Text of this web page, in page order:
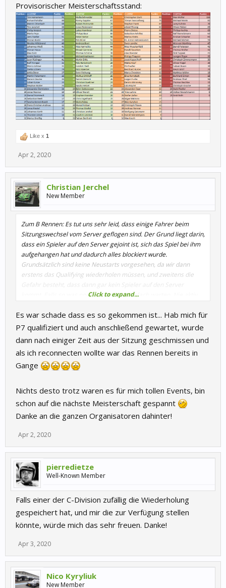
Provisorischer Meisterschaftsstand:
Like x 1
Apr 2, 2020
Christian Jerchel
New Member
Zum B Rennen: Es tut uns sehr leid, dass einige Fahrer beim
Sitzungswechsel vom Server geflogen sind. Der Grund liegt darin,
dass ein Spieler auf den Server gejoint ist, sich das Spiel bei ihm
aufgehangen hat und dadurch alles blockiert wurde.
Grundsätzlich sind keine Neustarts vorgesehen, da wir dann
erstens das Qualifying wiederholen müssen, und zweitens die
Gefahr besteht, dass dann gar kein Spieler auf den Server
kommt. Falls so was noch mal auftritt, einfach warten. Nie aktiv
Server adminseitig.
Click to expand...
Es war schade dass es so gekommen ist... Hab mich für
P7 qualifiziert und auch anschließend gewartet, wurde
dann nach einiger Zeit aus der Sitzung geschmissen und
als ich reconnecten wollte war das Rennen bereits in
Gange
Nichts desto trotz waren es für mich tollen Events, bin
schon auf die nächste Meisterschaft gespannt
Danke an die ganzen Organisatoren dahinter!
Apr 2, 2020
pierredietze
Well-Known Member
Falls einer der C-Division zufällig die Wiederholung
gespeichert hat, und mir die zur Verfügung stellen
könnte, würde mich das sehr freuen. Danke!
Apr 3, 2020
Nico Kyryliuk
New Member